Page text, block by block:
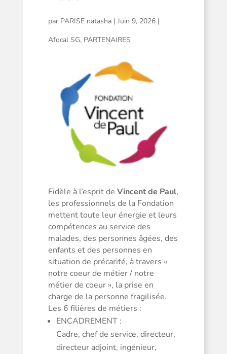
par PARISE natasha| Juin 9, 2026|
Afocal SG, PARTENAIRES
Fidèle à l’esprit de Vincent de Paul,
les professionnels de la Fondation
mettent toute leur énergie et leurs
compétences au service des
malades, des personnes âgées, des
enfants et des personnes en
situation de précarité, à travers «
notre coeur de métier / notre
métier de coeur », la prise en
charge de la personne fragilisée.
Les 6 filières de métiers :
ENCADREMENT :
Cadre, chef de service, directeur,
directeur adjoint, ingénieur,